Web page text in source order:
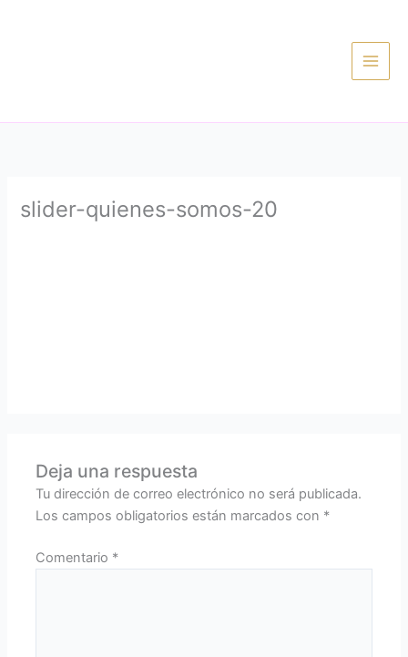
slider-quienes-somos-20
Deja una respuesta
Tu dirección de correo electrónico no será publicada.
Los campos obligatorios están marcados con *
Comentario *